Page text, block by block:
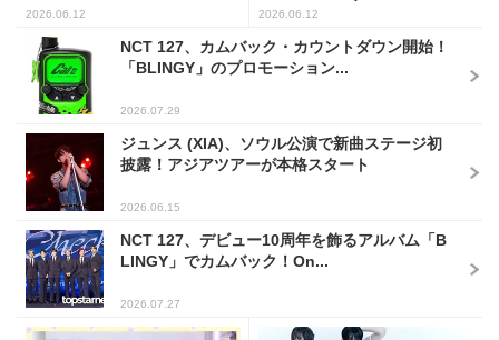
2026.06.12 2026.06.12
NCT 127、カムバック・カウントダウン開始！
「BLINGY」のプロモーション...
2026.07.29
ジュンス (XIA)、ソウル公演で新曲ステージ初
披露！アジアツアーが本格スタート
2026.06.15
NCT 127、デビュー10周年を飾るアルバム「B
LINGY」でカムバック！On...
2026.07.27